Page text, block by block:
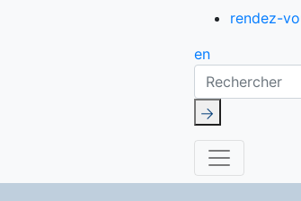
rendez-
en
Rechercher